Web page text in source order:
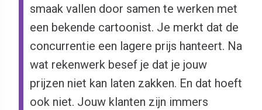
smaak vallen door samen te werken met
een bekende cartoonist. Je merkt dat de
concurrentie een lagere prijs hanteert. Na
wat rekenwerk besef je dat je jouw
prijzen niet kan laten zakken. En dat hoeft
ook niet. Jouw klanten zijn immers